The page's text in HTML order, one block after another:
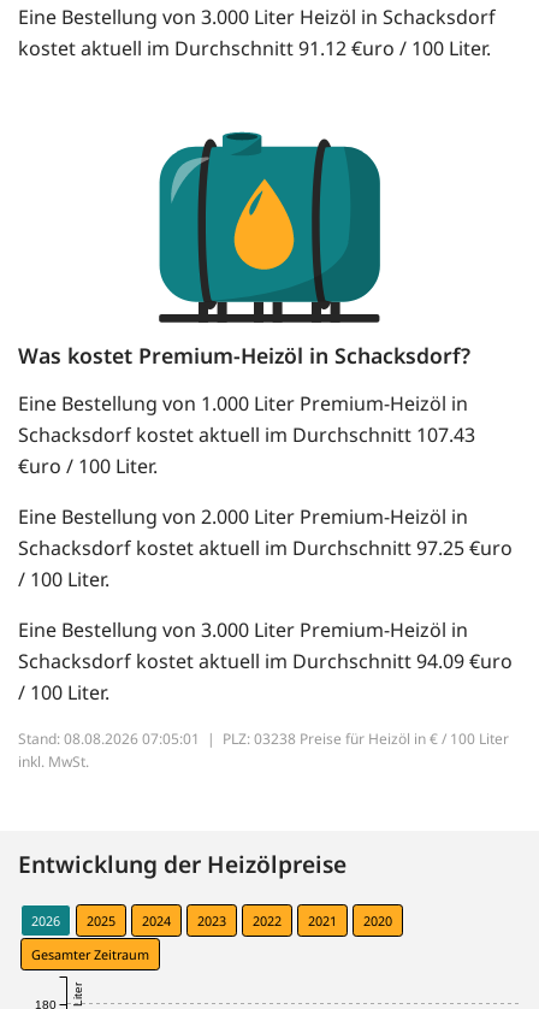
Eine Bestellung von 3.000 Liter Heizöl in Schacksdorf
kostet aktuell im Durchschnitt 91.12 €uro / 100 Liter.
Was kostet Premium-Heizöl in Schacksdorf?
Eine Bestellung von 1.000 Liter Premium-Heizöl in
Schacksdorf kostet aktuell im Durchschnitt 107.43
€uro / 100 Liter.
Eine Bestellung von 2.000 Liter Premium-Heizöl in
Schacksdorf kostet aktuell im Durchschnitt 97.25 €uro
/ 100 Liter.
Eine Bestellung von 3.000 Liter Premium-Heizöl in
Schacksdorf kostet aktuell im Durchschnitt 94.09 €uro
/ 100 Liter.
Stand: 08.08.2026 07:05:01 | PLZ: 03238 Preise für Heizöl in € / 100 Liter
inkl. MwSt.
Entwicklung der Heizölpreise
2026 2025 2024 2023 2022 2021
2020
Gesamter Zeitraum
180